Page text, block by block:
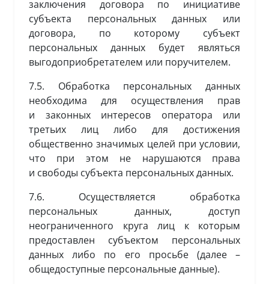
заключения договора по инициативе
субъекта персональных данных или
договора, по которому субъект
персональных данных будет являться
выгодоприобретателем или поручителем.
7.5. Обработка персональных данных
необходима для осуществления прав
и законных интересов оператора или
третьих лиц либо для достижения
общественно значимых целей при условии,
что при этом не нарушаются права
и свободы субъекта персональных данных.
7.6. Осуществляется обработка
персональных данных, доступ
неограниченного круга лиц к которым
предоставлен субъектом персональных
данных либо по его просьбе (далее –
общедоступные персональные данные).